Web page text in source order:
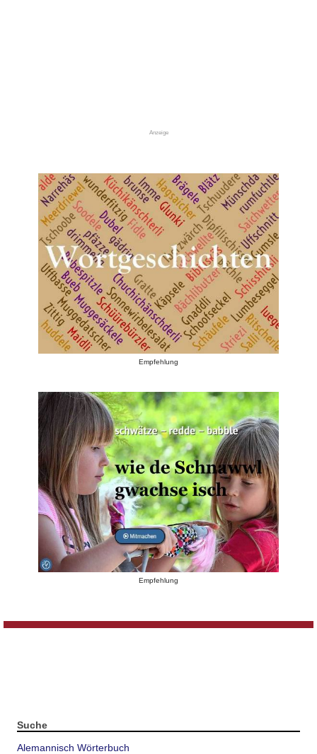
Anzeige
Empfehlung
Empfehlung
Suche
Alemannisch Wörterbuch